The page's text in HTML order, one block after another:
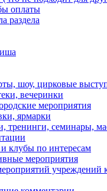
оплаты
раздела
шоу, цирковые
вечеринки
мероприятия
ярмарки
тренинги, семинары,
клубы по интересам
мероприятия
учреждений